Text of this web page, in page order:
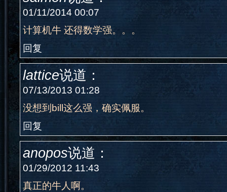
01/11/2014 00:07
计算机牛 还得数学强。。。
回复
lattice说道：
07/13/2013 01:28
没想到bill这么强，确实佩服。
回复
anopos说道：
01/29/2012 11:43
真正的牛人啊。